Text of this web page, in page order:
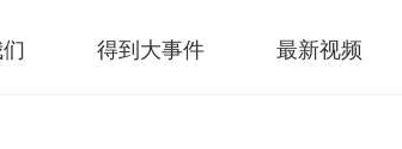
得到大事件 最新视频